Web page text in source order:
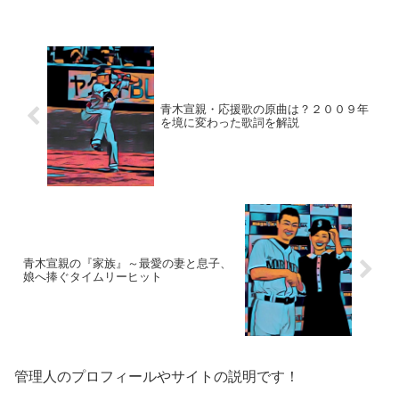
青木宣親・応援歌の原曲は？２００９年
を境に変わった歌詞を解説
青木宣親の『家族』～最愛の妻と息子、
娘へ捧ぐタイムリーヒット
管理人のプロフィールやサイトの説明です！